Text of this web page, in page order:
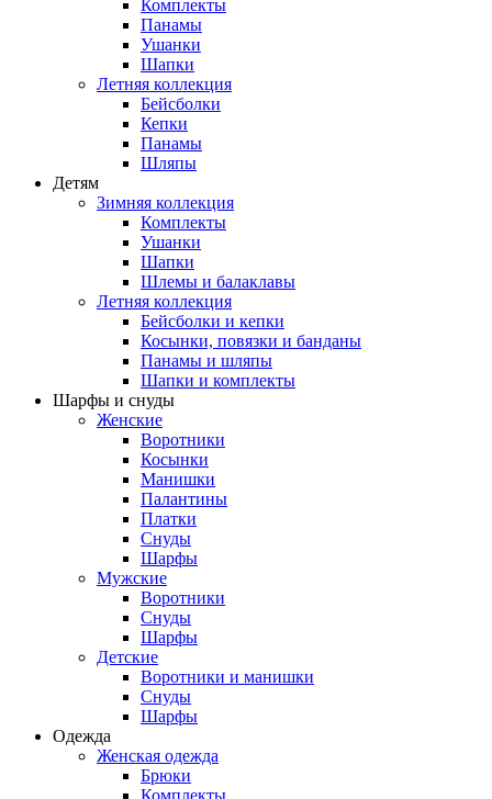
Комплекты
Панамы
Ушанки
Шапки
Летняя коллекция
Бейсболки
Кепки
Панамы
Шляпы
Детям
Зимняя коллекция
Комплекты
Ушанки
Шапки
Шлемы и балаклавы
Летняя коллекция
Бейсболки и кепки
Косынки, повязки и банданы
Панамы и шляпы
Шапки и комплекты
Шарфы и снуды
Женские
Воротники
Косынки
Манишки
Палантины
Платки
Снуды
Шарфы
Мужские
Воротники
Снуды
Шарфы
Детские
Воротники и манишки
Снуды
Шарфы
Одежда
Женская одежда
Брюки
Комплекты